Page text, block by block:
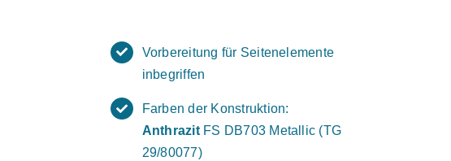
Vorbereitung für Seitenelemente
inbegriffen
Farben der Konstruktion:
AnthrazitFS DB703 Metallic (TG
29/80077)